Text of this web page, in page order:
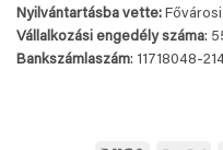
Nyilvántartásba vette:
Vállalkozási engedély száma:
Bankszámlaszám: 11718048-